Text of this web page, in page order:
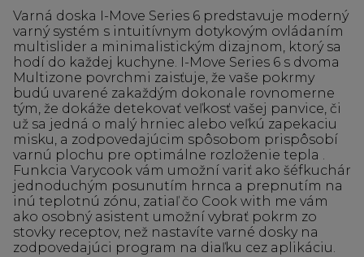
Varná doska I-Move Series 6 predstavuje moderný
varný systém s intuitívnym dotykovým ovládaním
multislider a minimalistickým dizajnom, ktorý sa
hodí do každej kuchyne. I-Move Series 6 s dvoma
Multizone povrchmi zaisťuje, že vaše pokrmy
budú uvarené zakaždým dokonale rovnomerne
tým, že dokáže detekovať veľkosť vašej panvice, či
už sa jedná o malý hrniec alebo veľkú zapekaciu
misku, a zodpovedajúcim spôsobom prispôsobí
varnú plochu pre optimálne rozloženie tepla .
Funkcia Varycook vám umožní variť ako šéfkuchár
jednoduchým posunutím hrnca a prepnutím na
inú teplotnú zónu, zatiaľ čo Cook with me vám
ako osobný asistent umožní vybrať pokrm zo
stovky receptov, než nastavíte varné dosky na
zodpovedajúci program na diaľku cez aplikáciu.